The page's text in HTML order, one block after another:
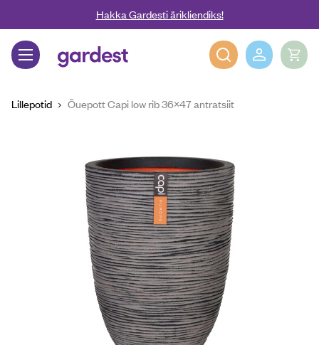
Liigu edasi põhisisu juurdeHakka Gardesti ärikliendiks!
Gardest
Lillepotid Õuepott Capi low rib 36×47 antratsiit